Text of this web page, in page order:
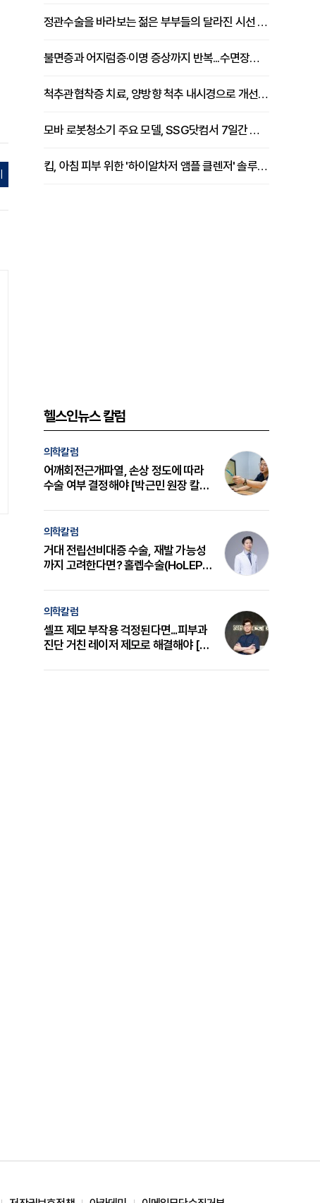
정관수술을 바라보는 젊은 부부들의 달라진 시선 [윤지환 원장 칼럼]
불면증과 어지럼증·이명 증상까지 반복...수면장애 원인 치료로 극복해야
척추관협착증 치료, 양방향 척추 내시경으로 개선 도움 [이석원 원장 칼럼]
모바 로봇청소기 주요 모델, SSG닷컴서 7일간 브랜드마크 기획전
킵, 아침 피부 위한 '하이알차저 앰플 클렌저' 솔루션 공개
헬스인뉴스 칼럼
의학칼럼
어깨회전근개파열, 손상 정도에 따라
수술 여부 결정해야 [박근민 원장 칼
의학칼럼
거대 전립선비대증 수술, 재발 가능성
까지 고려한다면? 홀렙수술(HoLEP)
의학칼럼
셀프 제모 부작용 걱정된다면...피부과
진단 거친 레이저 제모로 해결해야 [변